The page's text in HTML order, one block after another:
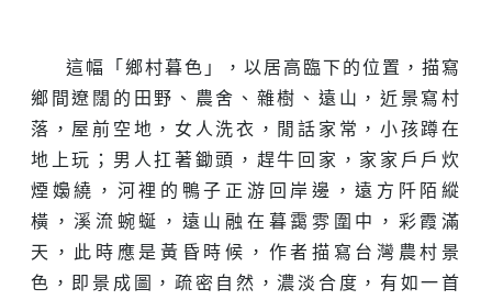
這幅「鄉村暮色」，以居高臨下的位置，描寫
鄉間遼闊的田野、農舍、雜樹、遠山，近景寫村
落，屋前空地，女人洗衣，閒話家常，小孩蹲在
地上玩；男人扛著鋤頭，趕牛回家，家家戶戶炊
煙嬝繞，河裡的鴨子正游回岸邊，遠方阡陌縱
橫，溪流蜿蜒，遠山融在暮靄雰圍中，彩霞滿
天，此時應是黃昏時候，作者描寫台灣農村景
色，即景成圖，疏密自然，濃淡合度，有如一首